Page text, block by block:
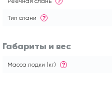
Тип слани ?
Габариты и вес
Масса лодки (кг) ?